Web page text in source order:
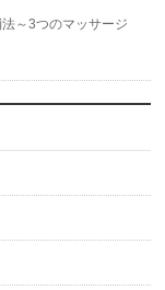
～3つのマッサージ